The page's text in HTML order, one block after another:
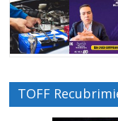
TOFF